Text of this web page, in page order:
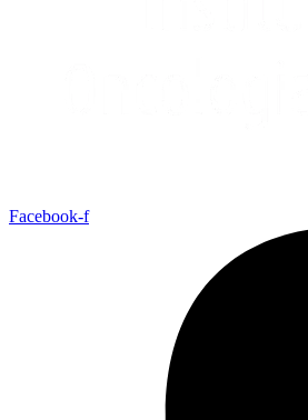
Facebook-f